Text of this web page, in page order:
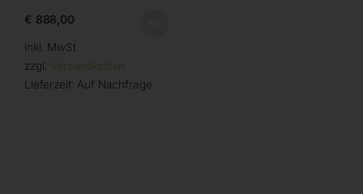
€ 888,00
inkl. MwSt.
zzgl. Versandkosten
Lieferzeit: Auf Nachfrage